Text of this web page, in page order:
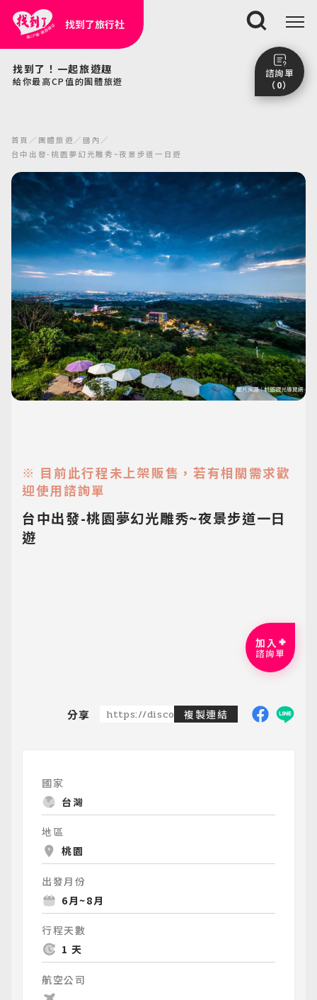
找到了旅行社
找到了！一起旅遊趣
給你最高CP值的團體旅遊
搜尋
諮詢單
（0）
前往諮詢單頁面
首頁 團體旅遊
國內
台中出發-桃園夢幻光雕秀~夜景步道一日遊
※ 目前此行程未上架販售，若有相關需求歡
迎使用諮詢單
台中出發-桃園夢幻光雕秀~夜景步道一日
遊
加入
諮詢單
分享 https://discoveredtravel.com.tw/
複製連結
國家
台灣
地區
桃園
出發月份
6月~8月
行程天數
1 天
航空公司